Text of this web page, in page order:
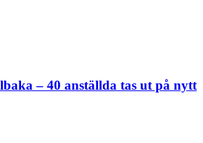
– 40 anställda tas ut på nytt